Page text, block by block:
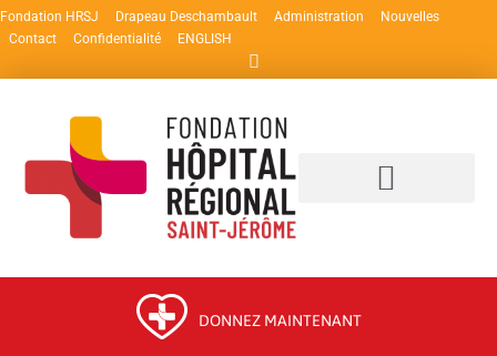
Fondation HRSJ Drapeau Deschambault Administration
Nouvelles
Contact
Confidentialité ENGLISH
DONNEZ MAINTENANT